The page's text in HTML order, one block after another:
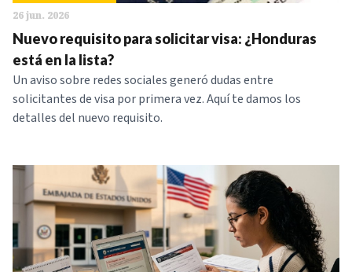
26 jun. 2026
Nuevo requisito para solicitar visa: ¿Honduras
está en la lista?
Un aviso sobre redes sociales generó dudas entre
solicitantes de visa por primera vez. Aquí te damos los
detalles del nuevo requisito.